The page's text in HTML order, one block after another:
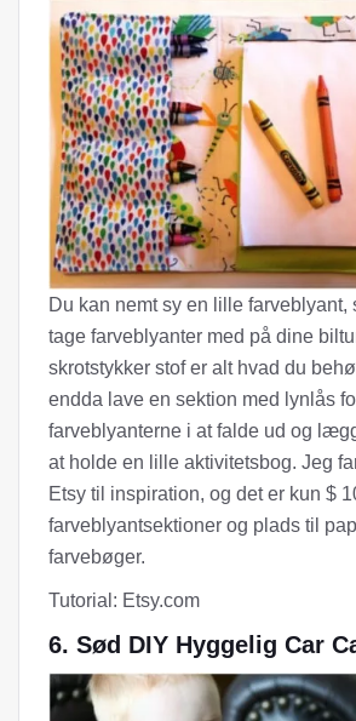
Du kan nemt sy en lille farveblyant,
tage farveblyanter med på dine
skrotstykker stof er alt hvad du
endda lave en sektion med lynlås
farveblyanterne i at falde ud og
at holde en lille aktivitetsbog. Jeg
Etsy til inspiration, og det er kun $
farveblyantsektioner og plads til
farvebøger.
Tutorial: Etsy.com
6. Sød DIY Hyggelig Car